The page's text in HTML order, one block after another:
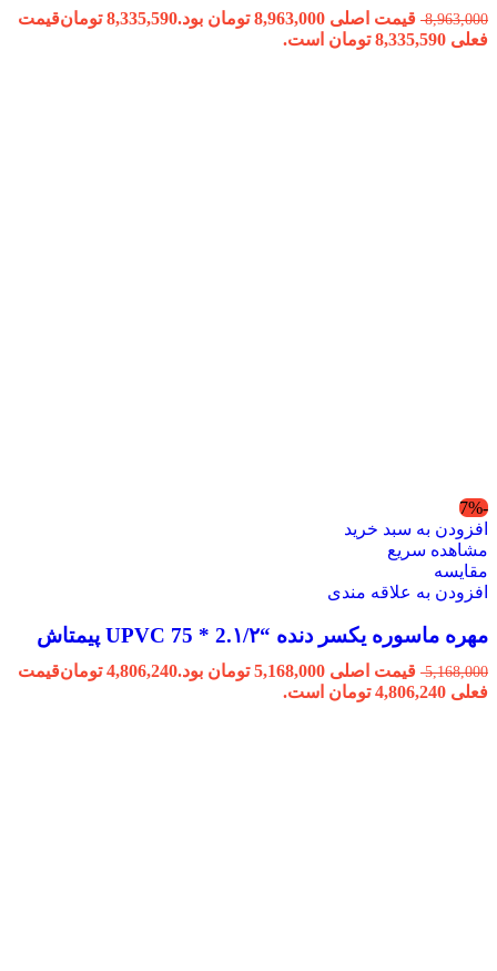
8,963,000 قیمت اصلی 8,963,000 تومان بود. 8,335,590 تومانقیمت
فعلی 8,335,590 تومان است.
-7%
افزودن به سبد خرید
مشاهده سریع
مقایسه
افزودن به علاقه مندی
مهره ماسوره یکسر دنده “2.۱/۲ * 75 UPVC پیمتاش
5,168,000 قیمت اصلی 5,168,000 تومان بود. 4,806,240 تومانقیمت
فعلی 4,806,240 تومان است.